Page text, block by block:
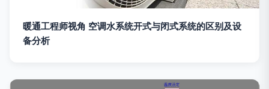
暖通工程师视角 空调水系统开式与闭式系统的区别及设
备分析